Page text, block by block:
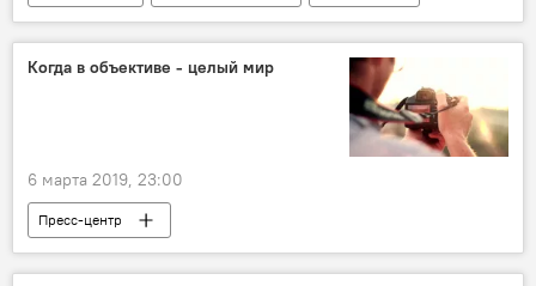
Карабах
Вынужденные переселенцы
Агдамский район
Когда в объективе - целый мир
6 марта 2019, 23:00
Пресс-центр